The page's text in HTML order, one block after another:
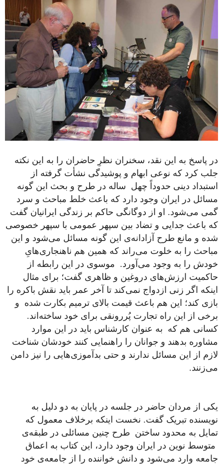
در پاسخ به این نقد، سخنران نظرِ حاضران را به این نکته
جلب کرد که نوعی ابهام و پوشیدگی نشأت گرفته از
استبداد دینی حدوداً چهل ساله در طرح و بحث این گونه
مسائل در ایران وجود دارد که باعث خلط مباحث و سرد
گمی می‌شود. او از دوگانگی حاکم بر زندگی ایرانیان گفت
که باعث جدایی و تضاد بین سپهر عمومی با سپهر خصوصی
شده و مانع طرح آزادانه‌ی این گونه مسائل می‌شود و این
مباحث را به خلوت می‌راند که همین هم ناهنجاری‌هایِ
خودش را به وجود می‌آورد. موسوی در این رابطه از
حاکمیت ارزش‌های دروغین و ظاهری گفت؛ برای مثال
اینکه اگر زنی ازدواج نمی‌کند تا آخر عمر باید نقش باکره را
بازی کند؛ این هم باعث قیمت بالای ترمیم بکارت شده و
برخی از این راه تجارت پُررونقی برای خود ساخته‌اند.
کسانی هم که به عنوان کارشناس باید در این موارد
مشاوره بدهند و جوانان را راهنمایی کنند خودشان شناخت
لازم از این مسائل ندارند و حتی بدآموزی‌هایی را نیز دامن
می‌زنند.
یکی از مردان حاضر در جلسه در پایان به دو دلیل به
نویسنده تبریک گفت. نخست اینکه برخلاف معمول که
تمایل به محدود ساختن طرح چنین مسائلی در طبقه‌ی
متوسط نوین در ایران وجود دارد، این کتاب به اعماق
جامعه وارد می‌شود و دانش خواننده را از جامعه‌ی خود